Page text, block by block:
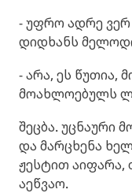
- უფრო ადრე ვერ
დიდხანს
- არა, ეს წუთია,
მოახლოებულს
შეცბა. უცნაური
და მარცხენა
ჟესტით აიფარა,
აეწვაო.